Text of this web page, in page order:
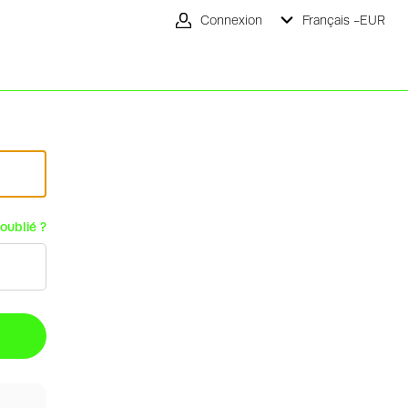
Connexion Français -EUR
?